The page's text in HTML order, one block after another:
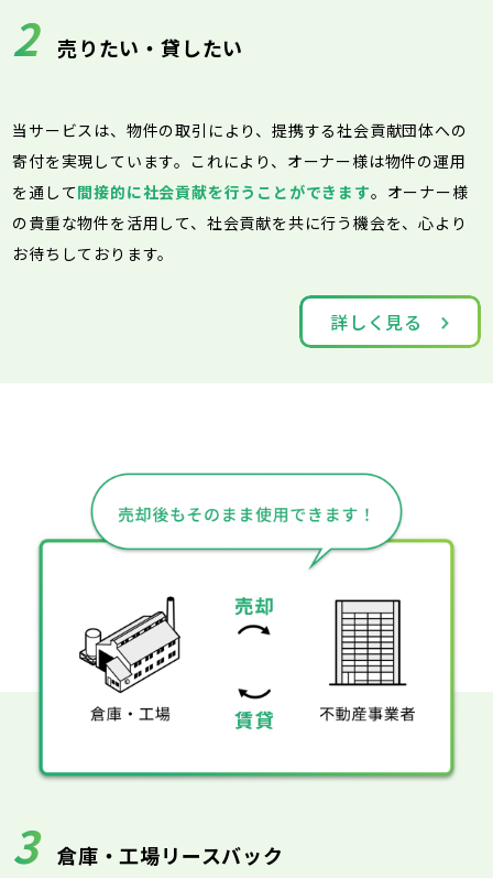
2 売りたい・貸したい
当サービスは、物件の取引により、提携する社会貢献団体への
寄付を実現しています。これにより、オーナー様は物件の運用
を通して間接的に社会貢献を行うことができます。オーナー様
の貴重な物件を活用して、社会貢献を共に行う機会を、心より
お待ちしております。
詳しく見る
3 倉庫・工場リースバック